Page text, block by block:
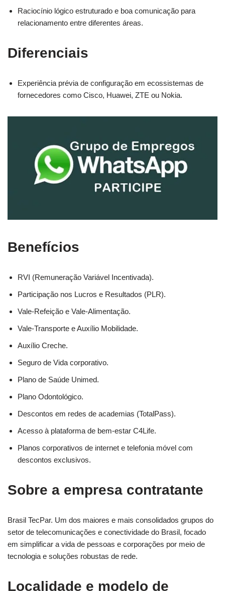
Raciocínio lógico estruturado e boa comunicação para
relacionamento entre diferentes áreas.
Diferenciais
Experiência prévia de configuração em ecossistemas de
fornecedores como Cisco, Huawei, ZTE ou Nokia.
Benefícios
RVI (Remuneração Variável Incentivada).
Participação nos Lucros e Resultados (PLR).
Vale-Refeição e Vale-Alimentação.
Vale-Transporte e Auxílio Mobilidade.
Auxílio Creche.
Seguro de Vida corporativo.
Plano de Saúde Unimed.
Plano Odontológico.
Descontos em redes de academias (TotalPass).
Acesso à plataforma de bem-estar C4Life.
Planos corporativos de internet e telefonia móvel com
descontos exclusivos.
Sobre a empresa contratante
Brasil TecPar. Um dos maiores e mais consolidados grupos do
setor de telecomunicações e conectividade do Brasil, focado
em simplificar a vida de pessoas e corporações por meio de
tecnologia e soluções robustas de rede.
Localidade e modelo de